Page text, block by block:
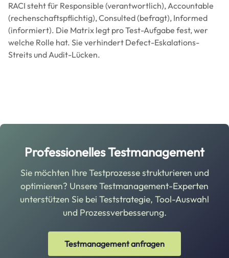
RACI steht für Responsible (verantwortlich), Accountable
(rechenschaftspflichtig), Consulted (befragt), Informed
(informiert). Die Matrix legt pro Test-Aufgabe fest, wer
welche Rolle hat. Sie verhindert Defect-Eskalations-
Streits und Audit-Lücken.
Professionelles Testmanagement
Sie möchten Ihre Testprozesse strukturieren und
optimieren? Unsere Testmanagement-Experten
unterstützen Sie bei Teststrategie, Tool-Auswahl
und Prozessverbesserung.
Testmanagement anfragen